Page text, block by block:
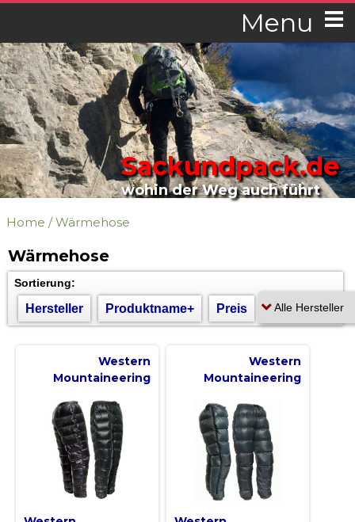
Menu
Sackundpack.de
wohin der Weg auch führt
Home /Wärmehose
Wärmehose
Sortierung:
Hersteller Produktname+ Preis
Western
Mountaineering
Western
Mountaineering